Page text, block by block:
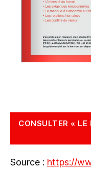
CONSULTER «
Source : https://